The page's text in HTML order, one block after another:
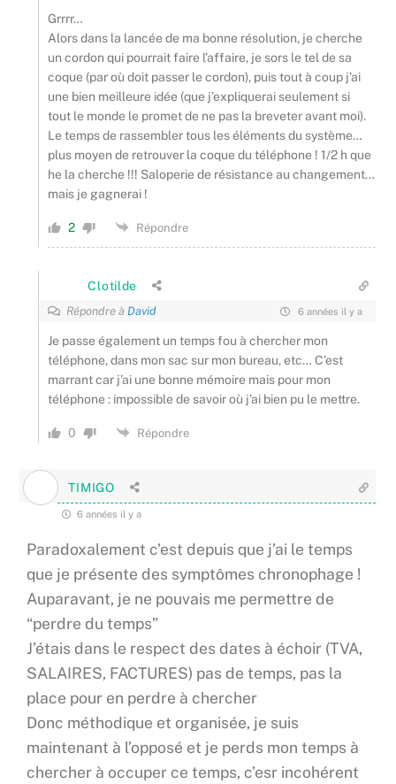
Grrrr…
Alors dans la lancée de ma bonne résolution, je cherche
un cordon qui pourrait faire l’affaire, je sors le tel de sa
coque (par où doit passer le cordon), puis tout à coup j’ai
une bien meilleure idée (que j’expliquerai seulement si
tout le monde le promet de ne pas la breveter avant moi).
Le temps de rassembler tous les éléments du système…
plus moyen de retrouver la coque du téléphone ! 1/2 h que
he la cherche !!! Saloperie de résistance au changement…
mais je gagnerai !
2 Répondre
Clotilde
Répondre àDavid 6 années il y a
Je passe également un temps fou à chercher mon
téléphone, dans mon sac sur mon bureau, etc… C’est
marrant car j’ai une bonne mémoire mais pour mon
téléphone : impossible de savoir où j’ai bien pu le mettre.
0 Répondre
TIMIGO
6 années il y a
Paradoxalement c’est depuis que j’ai le temps
que je présente des symptômes chronophage !
Auparavant, je ne pouvais me permettre de
“perdre du temps”
J’étais dans le respect des dates à échoir (TVA,
SALAIRES, FACTURES) pas de temps, pas la
place pour en perdre à chercher
Donc méthodique et organisée, je suis
maintenant à l’opposé et je perds mon temps à
chercher à occuper ce temps, c’esr incohérent